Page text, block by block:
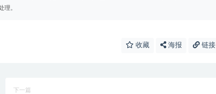
理。
收藏 海报 链接
下一篇